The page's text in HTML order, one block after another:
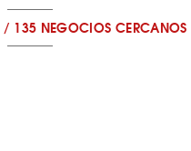
/ 135 NEGOCIOS CERCANOS